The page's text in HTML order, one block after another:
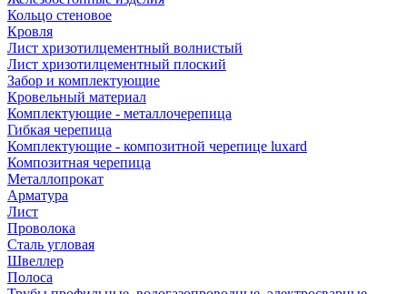
Кольцо стеновое
Кровля
Лист хризотилцементный волнистый
Лист хризотилцементный плоский
Забор и комплектующие
Кровельный материал
Комплектующие - металлочерепица
Гибкая черепица
Комплектующие - композитной черепице luxard
Композитная черепица
Металлопрокат
Арматура
Лист
Проволока
Сталь угловая
Швеллер
Полоса